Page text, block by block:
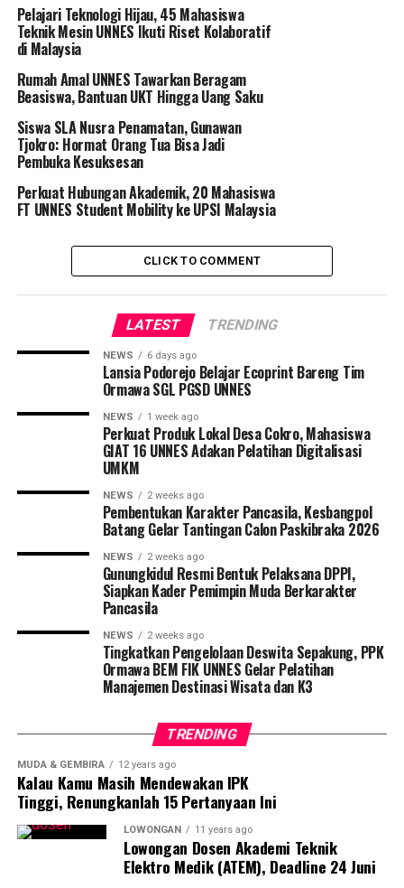
Indonesia (BKPI), diprakarsai pembangunan tugu
kembali. Namun karena kesulitan dana, ide ini juga
belum terlaksana.
Tahun 1951, Walikota Semarang, Hadi Soebeno Sosro
rencana pembangunan tidak lagi pada lokasi alun-alun,
tetapi pada lokasi sekarang ini. Desain tugu dikerjakan
seniman Hendro.
Batu yang digunakan antara lain didatangkan dari
Kaliurang dan Paker. Tanggal 10 November 1951,
dengan Hari Kebangkitan Nasional, Tugu Muda
diresmikaan oleh n Presiden Ir. Soekarno. Berbagai
penataan telah dilakukan untuk menjadikan Tugu Muda
sebagai tugu “selamat datang” bagi wisatawan yang
berkunjung diSemarang.
Jika Anda gemar menikmati suasana malam, boleh juga
sekali waktu ke Tugu Muda. Akhir pekan khususnya,
banyak muda-mudi ke sana. Anda akan merasakan
suasana malam yang berbeda di Tugu Muda.
Foto:Randry Tama
RELATED TOPICS: HEADLINE
Menginjak Puncak Gunung Ungaran, Tanah Tertinggi di
Pantai Baruna, “Eh, itu Beneran di Semarang ya?”
Portal Semarang
PORTALSEMARANG.COM adalah media terpercaya yang
memberikan informasi bermakna tentang gaya hidup warga
Pelajari Teknologi Hijau, 45 Mahasiswa
Teknik Mesin UNNES Ikuti Riset Kolaboratif
di Malaysia
Rumah Amal UNNES Tawarkan Beragam
Beasiswa, Bantuan UKT Hingga Uang Saku
Siswa SLA Nusra Penamatan, Gunawan
Tjokro: Hormat Orang Tua Bisa Jadi
Pembuka Kesuksesan
Perkuat Hubungan Akademik, 20 Mahasiswa
FT UNNES Student Mobility ke UPSI Malaysia
CLICK TO COMMENT
LATEST TRENDING
NEWS 6 days ago
Lansia Podorejo Belajar Ecoprint Bareng Tim
Ormawa SGL PGSD UNNES
NEWS 1 week ago
Perkuat Produk Lokal Desa Cokro, Mahasiswa
GIAT 16 UNNES Adakan Pelatihan Digitalisasi
UMKM
NEWS 2 weeks ago
Pembentukan Karakter Pancasila, Kesbangpol
Batang Gelar Tantingan Calon Paskibraka 2026
NEWS 2 weeks ago
Gunungkidul Resmi Bentuk Pelaksana DPPI,
Siapkan Kader Pemimpin Muda Berkarakter
Pancasila
NEWS 2 weeks ago
Tingkatkan Pengelolaan Deswita Sepakung, PPK
Ormawa BEM FIK UNNES Gelar Pelatihan
Manajemen Destinasi Wisata dan K3
TRENDING
MUDA & GEMBIRA 12 years ago
Kalau Kamu Masih Mendewakan IPK
Tinggi, Renungkanlah 15 Pertanyaan Ini
LOWONGAN 11 years ago
Lowongan Dosen Akademi Teknik
Elektro Medik (ATEM), Deadline 24 Juni